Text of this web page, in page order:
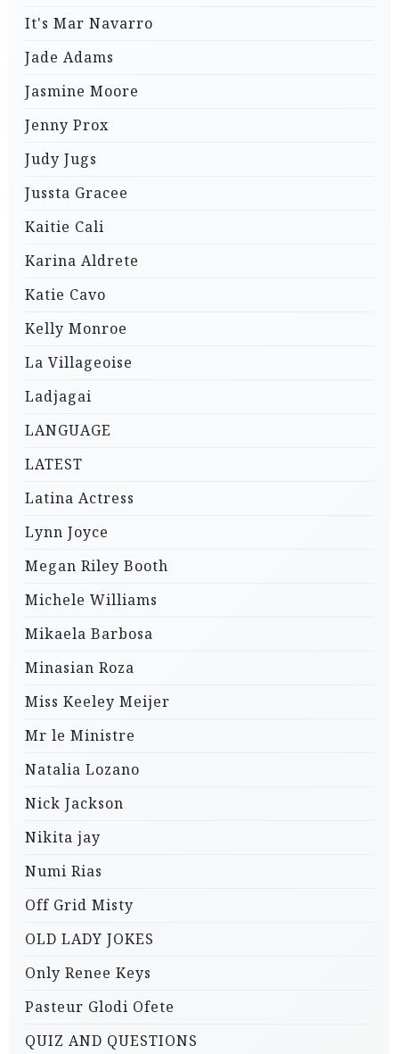
It's Mar Navarro
Jade Adams
Jasmine Moore
Jenny Prox
Judy Jugs
Jussta Gracee
Kaitie Cali
Karina Aldrete
Katie Cavo
Kelly Monroe
La Villageoise
Ladjagai
LANGUAGE
LATEST
Latina Actress
Lynn Joyce
Megan Riley Booth
Michele Williams
Mikaela Barbosa
Minasian Roza
Miss Keeley Meijer
Mr le Ministre
Natalia Lozano
Nick Jackson
Nikita jay
Numi Rias
Off Grid Misty
OLD LADY JOKES
Only Renee Keys
Pasteur Glodi Ofete
QUIZ AND QUESTIONS